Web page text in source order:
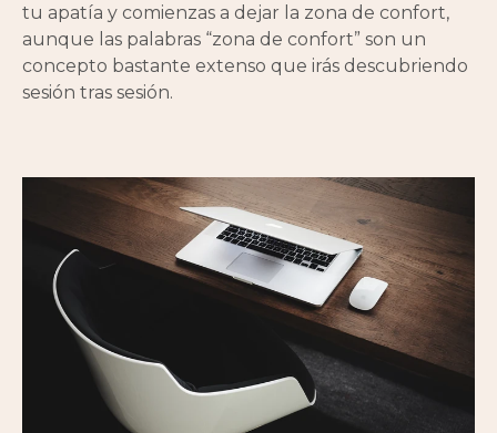
tu apatía y comienzas a dejar la zona de confort,
aunque las palabras “zona de confort” son un
concepto bastante extenso que irás descubriendo
sesión tras sesión.